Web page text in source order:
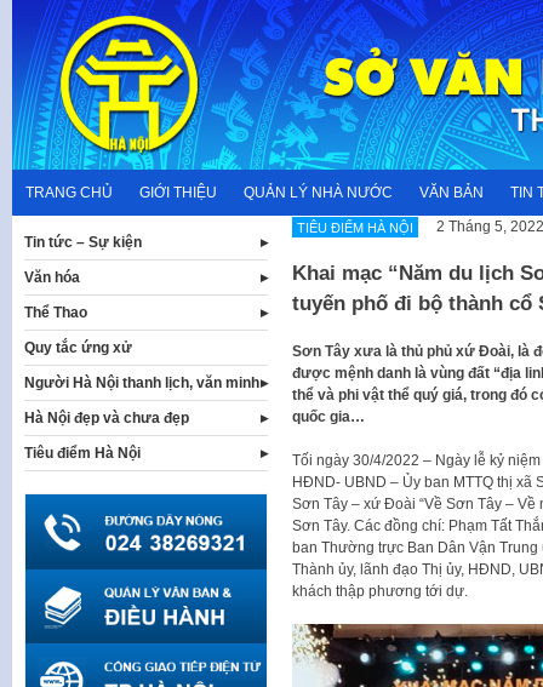
content
TRANG CHỦ GIỚI THIỆU QUẢN LÝ NHÀ NƯỚC VĂN BẢN TIN
TIÊU ĐIỂM HÀ NỘI 2 Tháng 5, 2022
Khai mạc “Năm du lịch
tuyến phố đi bộ thành cổ
Sơn Tây xưa là thủ phủ xứ Đoài, là
được mệnh danh là vùng đất “địa
thể và phi vật thể quý giá, trong đó
quốc gia…
Tối ngày 30/4/2022 – Ngày lễ kỷ
HĐND- UBND – Ủy ban MTTQ thị xã
Sơn Tây – xứ Đoài “Về Sơn Tây –
Sơn Tây. Các đồng chí: Phạm Tất
ban Thường trực Ban Dân Vận
Thành ủy, lãnh đạo Thị ủy, HĐND,
khách thập phương tới dự.
Tin tức – Sự kiện
Văn hóa
Thể Thao
Quy tắc ứng xử
Người Hà Nội thanh lịch, văn minh
Hà Nội đẹp và chưa đẹp
Tiêu điểm Hà Nội